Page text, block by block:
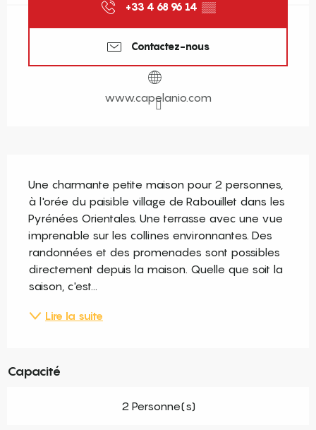
+33 4 68 96 14 ▒▒
Contactez-nous
www.capelanio.com
Une charmante petite maison pour 2 personnes,
à l'orée du paisible village de Rabouillet dans les
Pyrénées Orientales. Une terrasse avec une vue
imprenable sur les collines environnantes. Des
randonnées et des promenades sont possibles
directement depuis la maison. Quelle que soit la
saison, c'est...
Lire la suite
Capacité
2 Personne(s)